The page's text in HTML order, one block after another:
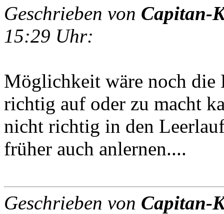
Geschrieben von Capitan-
15:29 Uhr:
Möglichkeit wäre noch die
richtig auf oder zu macht
nicht richtig in den
früher auch anlernen....
Geschrieben von Capitan-